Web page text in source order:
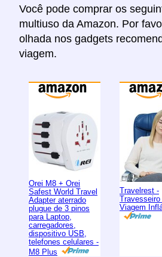
Você pode comprar os
multiuso da Amazon. Por
olhada nos gadgets
viagem.
Orei M8 + Orei
Safest World Travel
Adapter aterrado
plugue de 3 pinos
para Laptop,
carregadores,
dispositivo USB,
telefones celulares -
M8 Plus
Travelrest -
Travesseiro
Viagem